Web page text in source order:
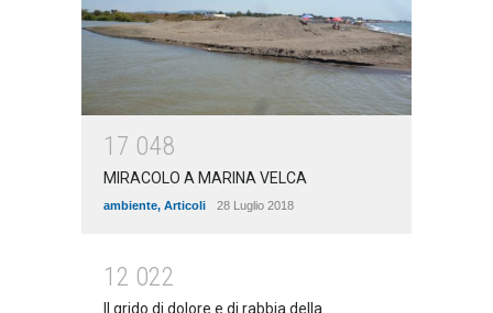
1 7 048
MIRACOLO A MARINA VELCA
ambiente, Articoli 28 Luglio 2018
1 2 022
Il grido di dolore e di rabbia della